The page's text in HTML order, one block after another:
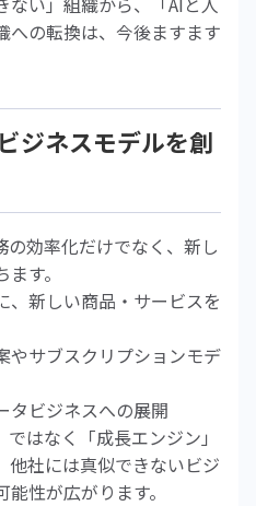
への転換は、今後ますます
ジネスモデルを創
効率化だけでなく、新し
す。
、新しい商品・サービスを
やサブスクリプションモデ
タビジネスへの展開
はなく「成長エンジン」
他社には真似できないビジ
性が広がります。